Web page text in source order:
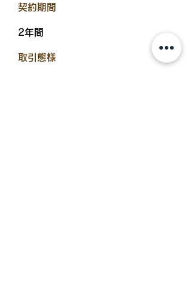
​契約期間
2年間
​取引態様